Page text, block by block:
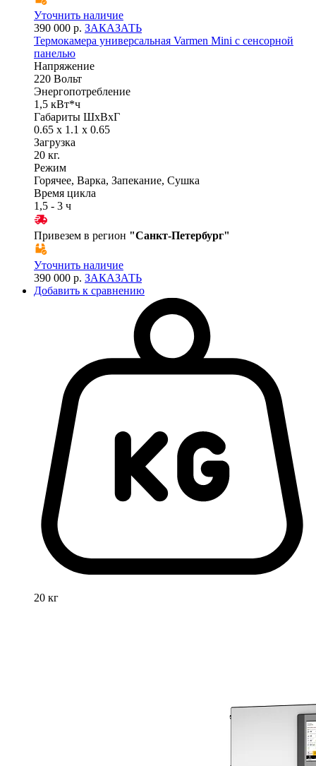
Уточнить наличие
390 000 р. ЗАКАЗАТЬ
Термокамера универсальная Varmen Mini с сенсорной
панелью
Напряжение
220 Вольт
Энергопотребление
1,5 кВт*ч
Габариты ШхВхГ
0.65 x 1.1 x 0.65
Загрузка
20 кг.
Режим
Горячее, Варка, Запекание, Сушка
Время цикла
1,5 - 3 ч
Привезем в регион "Санкт-Петербург"
Уточнить наличие
390 000 р. ЗАКАЗАТЬ
Добавить к сравнению
20 кг